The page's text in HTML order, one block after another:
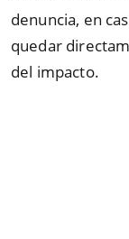
denuncia, en
quedar
del impacto.